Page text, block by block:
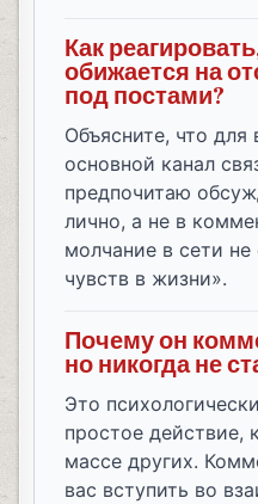
Как
обижается на
под постами?
Объясните, что
основной канал
предпочитаю
лично, а не в
молчание в сети не
чувств в жизни».
Почему он
но никогда не
Это
простое действие,
массе других.
вас вступить во